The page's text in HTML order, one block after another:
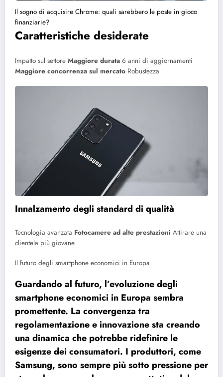
Il sogno di acquisire Chrome: quali sarebbero le poste in gioco
finanziarie?
Caratteristiche desiderate
Impatto sul settore Maggiore durata 6 anni di aggiornamenti
Maggiore concorrenza sul mercato Robustezza
Innalzamento degli standard di qualità
Tecnologia avanzata Fotocamere ad alte prestazioni Attirare una
clientela più giovane
Il futuro degli smartphone economici in Europa
Guardando al futuro, l’evoluzione degli
smartphone economici in Europa sembra
promettente. La convergenza tra
regolamentazione e innovazione sta creando
una dinamica che potrebbe ridefinire le
esigenze dei consumatori. I produttori, come
Samsung, sono sempre più sotto pressione per